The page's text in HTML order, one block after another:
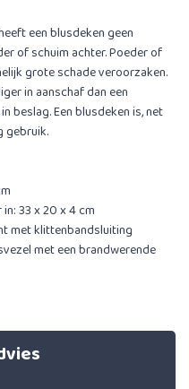
een blusdeken geen
of schuim achter. Poeder of
grote schade veroorzaken.
in aanschaf dan een
beslag. Een blusdeken is, net
gebruik.
33 x 20 x 4 cm
met klittenbandsluiting
met een brandwerende